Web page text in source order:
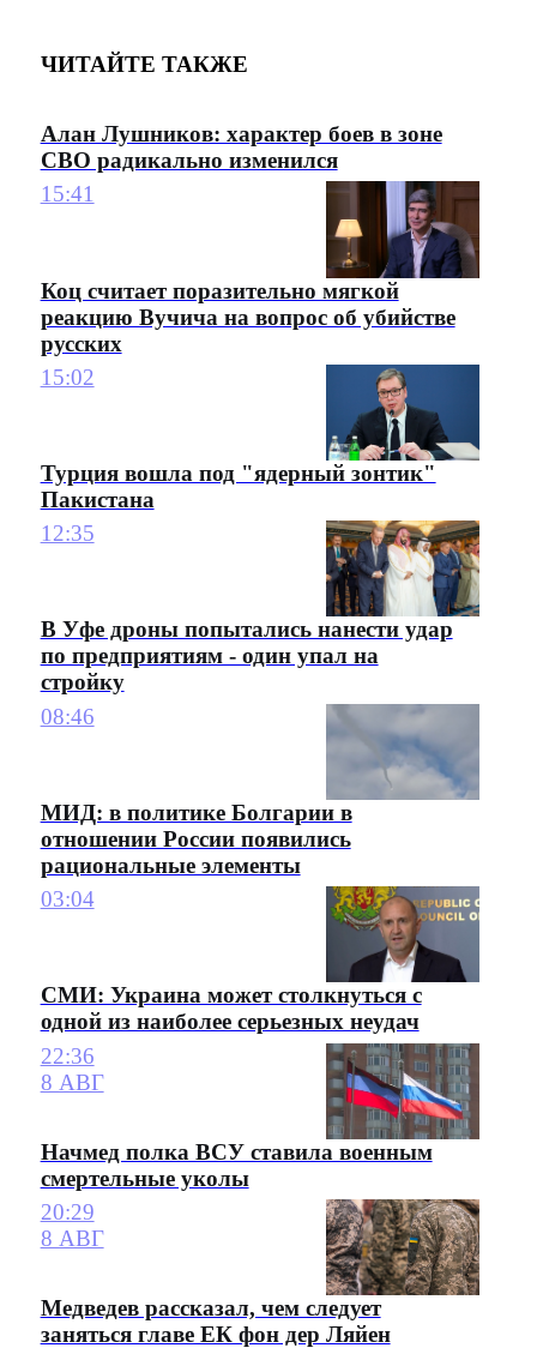
ЧИТАЙТЕ ТАКЖЕ
Алан Лушников: характер боев в зоне
СВО радикально изменился
15:41
Коц считает поразительно мягкой
реакцию Вучича на вопрос об убийстве
русских
15:02
Турция вошла под "ядерный зонтик"
Пакистана
12:35
В Уфе дроны попытались нанести удар
по предприятиям - один упал на
стройку
08:46
МИД: в политике Болгарии в
отношении России появились
рациональные элементы
03:04
СМИ: Украина может столкнуться с
одной из наиболее серьезных неудач
22:36
8 АВГ
Начмед полка ВСУ ставила военным
смертельные уколы
20:29
8 АВГ
Медведев рассказал, чем следует
заняться главе ЕК фон дер Ляйен